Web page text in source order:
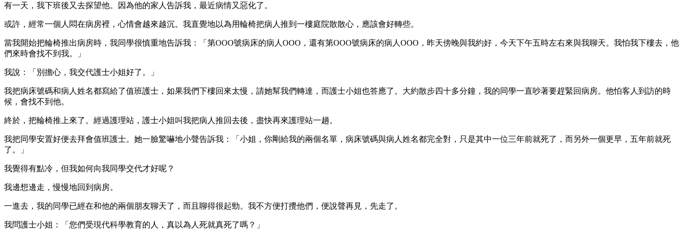
有一天，我下班後又去探望他。因為他的家人告訴我，最近病情又惡化了。
或許，經常一個人悶在病房裡，心情會越來越沉。我直覺地以為用輪椅把病人推到一樓庭院散散心，應該會好轉些。
當我開始把輪椅推出病房時，我同學很慎重地告訴我：「第OOO號病床的病人OOO，還有第OOO號病床的病人OOO，昨天傍晚與我約好，今天下午五時左右來與我聊天。我怕我下樓去，他
們來時會找不到我。」
我說：「別擔心，我交代護士小姐好了。」
我把病床號碼和病人姓名都寫給了值班護士，如果我們下樓回來太慢，請她幫我們轉達，而護士小姐也答應了。大約散步四十多分鐘，我的同學一直吵著要趕緊回病房。他怕客人到訪的時
候，會找不到他。
終於，把輪椅推上來了。經過護理站，護士小姐叫我把病人推回去後，盡快再來護理站一趟。
我把同學安置好便去拜會值班護士。她一臉驚嚇地小聲告訴我：「小姐，你剛給我的兩個名單，病床號碼與病人姓名都完全對，只是其中一位三年前就死了，而另外一個更早，五年前就死
了。」
我覺得有點冷，但我如何向我同學交代才好呢？
我邊想邊走，慢慢地回到病房。
一進去，我的同學已經在和他的兩個朋友聊天了，而且聊得很起勁。我不方便打攪他們，便說聲再見，先走了。
我問護士小姐：「您們受現代科學教育的人，真以為人死就真死了嗎？」